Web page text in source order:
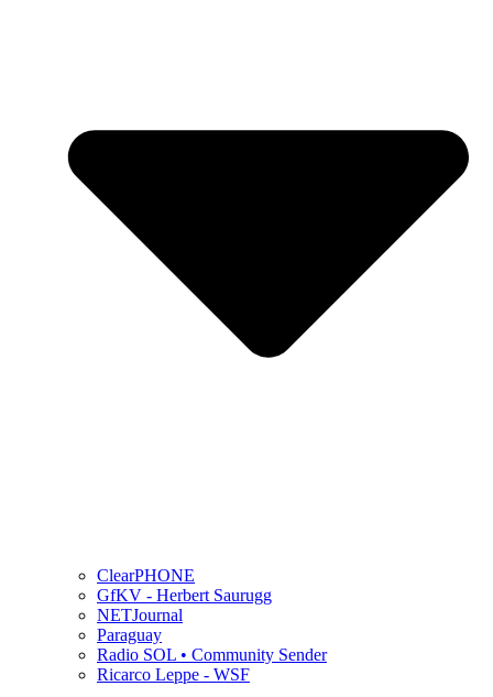
ClearPHONE
GfKV - Herbert Saurugg
NETJournal
Paraguay
Radio SOL • Community Sender
Ricarco Leppe - WSF